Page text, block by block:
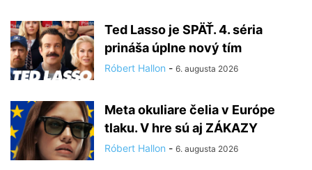
Ted Lasso je SPÄŤ. 4. séria
prináša úplne nový tím
Róbert Hallon - 6. augusta 2026
Meta okuliare čelia v Európe
tlaku. V hre sú aj ZÁKAZY
Róbert Hallon - 6. augusta 2026